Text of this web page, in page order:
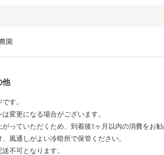
園
他
す。
変更になる場合がございます。
っていただくため、到着後1ヶ月以内の消費をお勧
風通しがよい冷暗所で保管ください。
不可となります。